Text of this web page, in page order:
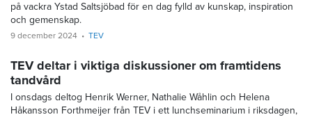
på vackra Ystad Saltsjöbad för en dag fylld av kunskap, inspiration
och gemenskap.
9 december 2024 TEV
TEV deltar i viktiga diskussioner om framtidens
tandvård
I onsdags deltog Henrik Werner, Nathalie Wåhlin och Helena
Håkansson Forthmeijer från TEV i ett lunchseminarium i riksdagen,